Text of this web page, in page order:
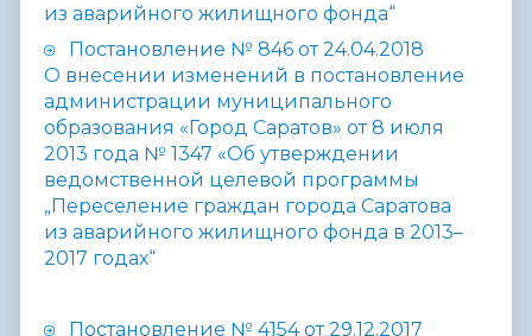
из аварийного жилищного фонда“
Постановление № 846 от 24.04.2018
О внесении изменений в постановление
администрации муниципального
образования «Город Саратов» от 8 июля
2013 года № 1347 «Об утверждении
ведомственной целевой программы
„Переселение граждан города Саратова
из аварийного жилищного фонда в 2013–
2017 годах“
Постановление № 4154 от 29.12.2017